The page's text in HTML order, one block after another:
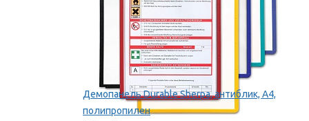
Демопанель Durable Sherpa, антиблик, А4,
полипропилен